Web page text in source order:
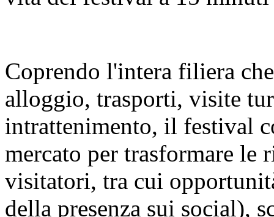
Coprendo l'intera filiera
alloggio, trasporti, visite
intrattenimento, il festival
mercato per trasformare le
visitatori, tra cui
della presenza sui social),